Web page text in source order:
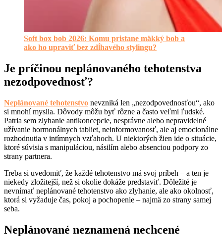
Soft box bob 2026: Komu pristane mäkký bob a
ako ho upraviť bez zdĺhavého stylingu?
Je príčinou neplánovaného tehotenstva
nezodpovednosť?
Neplánované tehotenstvo nevzniká len „nezodpovednosťou“, ako
si mnohí myslia. Dôvody môžu byť rôzne a často veľmi ľudské.
Patria sem zlyhanie antikoncepcie, nesprávne alebo nepravidelné
užívanie hormonálnych tabliet, neinformovanosť, ale aj emocionálne
rozhodnutia v intímnych vzťahoch. U niektorých žien ide o situácie,
ktoré súvisia s manipuláciou, násilím alebo absenciou podpory zo
strany partnera.
Treba si uvedomiť, že každé tehotenstvo má svoj príbeh – a ten je
niekedy zložitejší, než si okolie dokáže predstaviť. Dôležité je
nevnímať neplánované tehotenstvo ako zlyhanie, ale ako okolnosť,
ktorá si vyžaduje čas, pokoj a pochopenie – najmä zo strany samej
seba.
Neplánované neznamená nechcené